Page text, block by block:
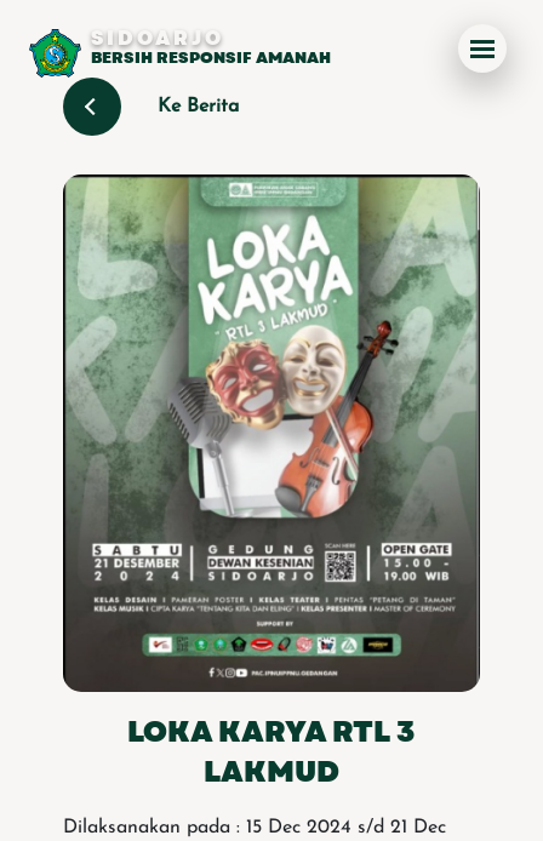
SIDOARJO
BERSIH RESPONSIF AMANAH
Ke Berita
LOKA KARYA RTL 3
LAKMUD
Dilaksanakan pada : 15 Dec 2024 s/d 21 Dec